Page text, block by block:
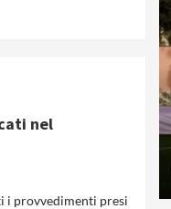
nel
i provvedimenti presi